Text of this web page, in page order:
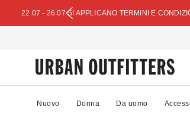
22.07 - 26.07 SI APPLICANO TERMINI E
Nuovo Donna Da uomo